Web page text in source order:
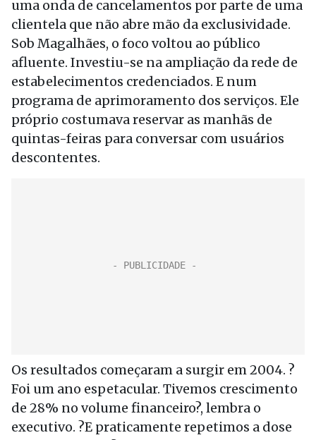
uma onda de cancelamentos por parte de uma
clientela que não abre mão da exclusividade.
Sob Magalhães, o foco voltou ao público
afluente. Investiu-se na ampliação da rede de
estabelecimentos credenciados. E num
programa de aprimoramento dos serviços. Ele
próprio costumava reservar as manhãs de
quintas-feiras para conversar com usuários
descontentes.
Os resultados começaram a surgir em 2004. ?
Foi um ano espetacular. Tivemos crescimento
de 28% no volume financeiro?, lembra o
executivo. ?E praticamente repetimos a dose